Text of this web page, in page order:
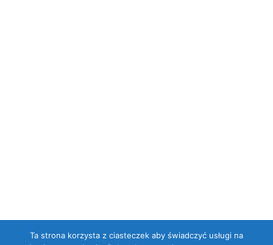
Ta strona korzysta z ciasteczek aby świadczyć usługi na